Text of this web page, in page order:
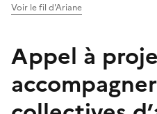
Voir le fil d'Ariane
Appel à